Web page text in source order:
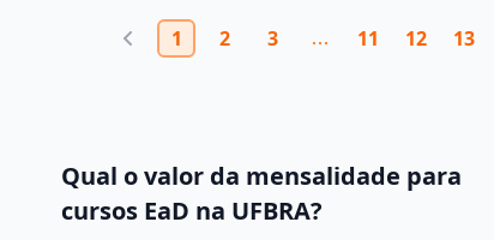
1 2 3 11 12 13
Qual o valor da mensalidade para
cursos EaD na UFBRA?